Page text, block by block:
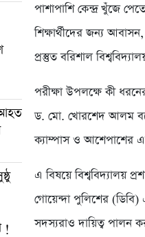
আহত
!
পাশাপাশি কেন্দ্র খুঁজে
শিক্ষার্থীদের জন্য
প্রস্তুত বরিশাল
পরীক্ষা উপলক্ষে কী
ড. মো. খোরশেদ আলম
ক্যাম্পাস ও আশেপাশের
এ বিষয়ে বিশ্ববিদ্যালয়
গোয়েন্দা পুলিশের
সদস্যরাও দায়িত্ব পালন